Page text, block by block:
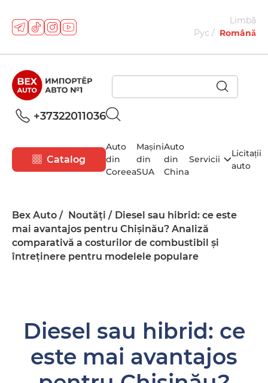
Limbă
Рус
Română
+37322011036
Catalog
Auto
din
Coreea
Mașini
din
SUA
Auto
din
China
Servicii
Licitații
auto
Bex Auto Noutăți
Diesel sau hibrid: ce este
mai avantajos pentru Chișinău? Analiză
comparativă a costurilor de combustibil și
întreținere pentru modelele populare
Diesel sau hibrid: ce
este mai avantajos